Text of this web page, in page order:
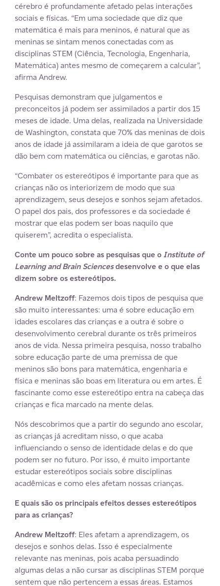
cérebro é profundamente afetado pelas interações
sociais e físicas. “Em uma sociedade que diz que
matemática é mais para meninos, é natural que as
meninas se sintam menos conectadas com as
disciplinas STEM (Ciência, Tecnologia, Engenharia,
Matemática) antes mesmo de começarem a calcular”,
afirma Andrew.
Pesquisas demonstram que julgamentos e
preconceitos já podem ser assimilados a partir dos 15
meses de idade. Uma delas, realizada na Universidade
de Washington, constata que 70% das meninas de dois
anos de idade já assimilaram a ideia de que garotos se
dão bem com matemática ou ciências, e garotas não.
“Combater os estereótipos é importante para que as
crianças não os interiorizem de modo que sua
aprendizagem, seus desejos e sonhos sejam afetados.
O papel dos pais, dos professores e da sociedade é
mostrar que elas podem ser boas naquilo que
quiserem”, acredita o especialista.
Conte um pouco sobre as pesquisas queoInstitute of
Learning and Brain Sciencesdesenvolvee o que elas
dizem sobre os estereótipos.
Andrew Meltzoff: Fazemos dois tipos de pesquisa que
são muito interessantes: uma é sobre educação em
idades escolares das crianças e a outra é sobre o
desenvolvimento cerebral durante os três primeiros
anos de vida. Nessa primeira pesquisa, nosso trabalho
sobre educação parte de uma premissa de que
meninos são bons para matemática, engenharia e
física e meninas são boas em literatura ou em artes. É
fascinante como esse estereótipo entra na cabeça das
crianças e fica marcado na mente delas.
Nós descobrimos que a partir do segundo ano escolar,
as crianças já acreditam nisso, o que acaba
influenciando o senso de identidade delas e do que
podem ser no futuro. Por isso, é muito importante
estudar estereótipos sociais sobre disciplinas
acadêmicas e como eles afetam nossas crianças.
E quais são os principais efeitos desses estereótipos
para as crianças?
Andrew Meltzoff: Eles afetam a aprendizagem, os
desejos e sonhos delas. Isso é especialmente
relevante nas meninas, pois acaba persuadindo
algumas delas a não cursar as disciplinas STEM porque
sentem que não pertencem a essas áreas. Estamos